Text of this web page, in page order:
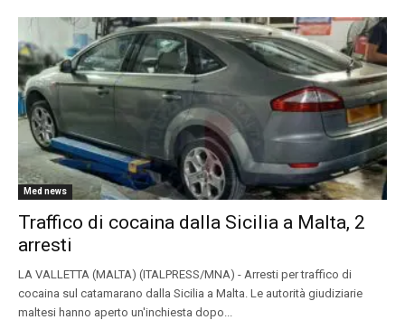
Med news
Traffico di cocaina dalla Sicilia a Malta, 2
arresti
LA VALLETTA (MALTA) (ITALPRESS/MNA) - Arresti per traffico di
cocaina sul catamarano dalla Sicilia a Malta. Le autorità giudiziarie
maltesi hanno aperto un'inchiesta dopo...